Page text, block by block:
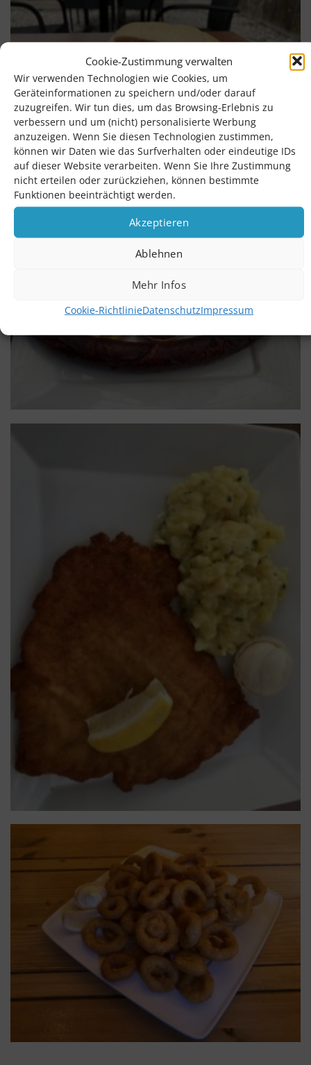
Cookie-Zustimmung verwalten
Wir verwenden Technologien wie Cookies, um
Geräteinformationen zu speichern und/oder darauf
zuzugreifen. Wir tun dies, um das Browsing-Erlebnis zu
verbessern und um (nicht) personalisierte Werbung
anzuzeigen. Wenn Sie diesen Technologien zustimmen,
können wir Daten wie das Surfverhalten oder eindeutige IDs
auf dieser Website verarbeiten. Wenn Sie Ihre Zustimmung
nicht erteilen oder zurückziehen, können bestimmte
Funktionen beeinträchtigt werden.
Akzeptieren
Ablehnen
Mehr Infos
Cookie-RichtlinieDatenschutzImpressum